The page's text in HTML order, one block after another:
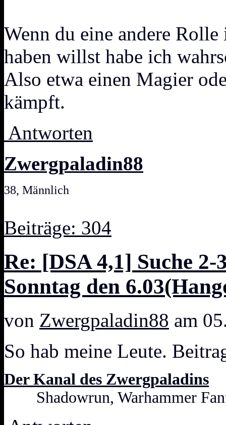
Wenn du eine andere
haben willst habe ich
Also etwa einen Magier
kämpft.
Antworten
Zwergpaladin88
38, Männlich
Beiträge: 304
Re: [DSA 4,1] Suche
Sonntag den
von Zwergpaladin88 am
So hab meine Leute.
Der Kanal des Zwergpaladins
Shadowrun, Warhammer